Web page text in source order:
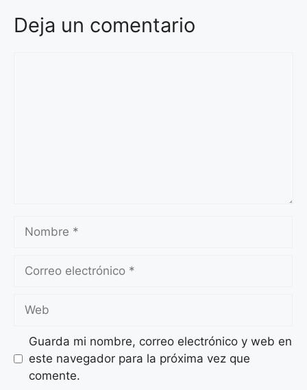
Deja un comentario
electrónico
Guarda mi nombre, correo electrónico y web en
este navegador para la próxima vez que
comente.